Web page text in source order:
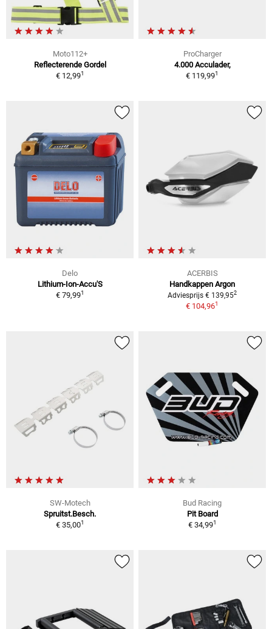
Moto112+
Reflecterende Gordel
€ 12,991
ProCharger
4.000 Acculader,
€ 119,991
Delo
Lithium-Ion-Accu'S
€ 79,991
ACERBIS
Handkappen Argon
Adviesprijs € 139,952
€ 104,961
SW-Motech
Spruitst.Besch.
€ 35,001
Bud Racing
Pit Board
€ 34,991